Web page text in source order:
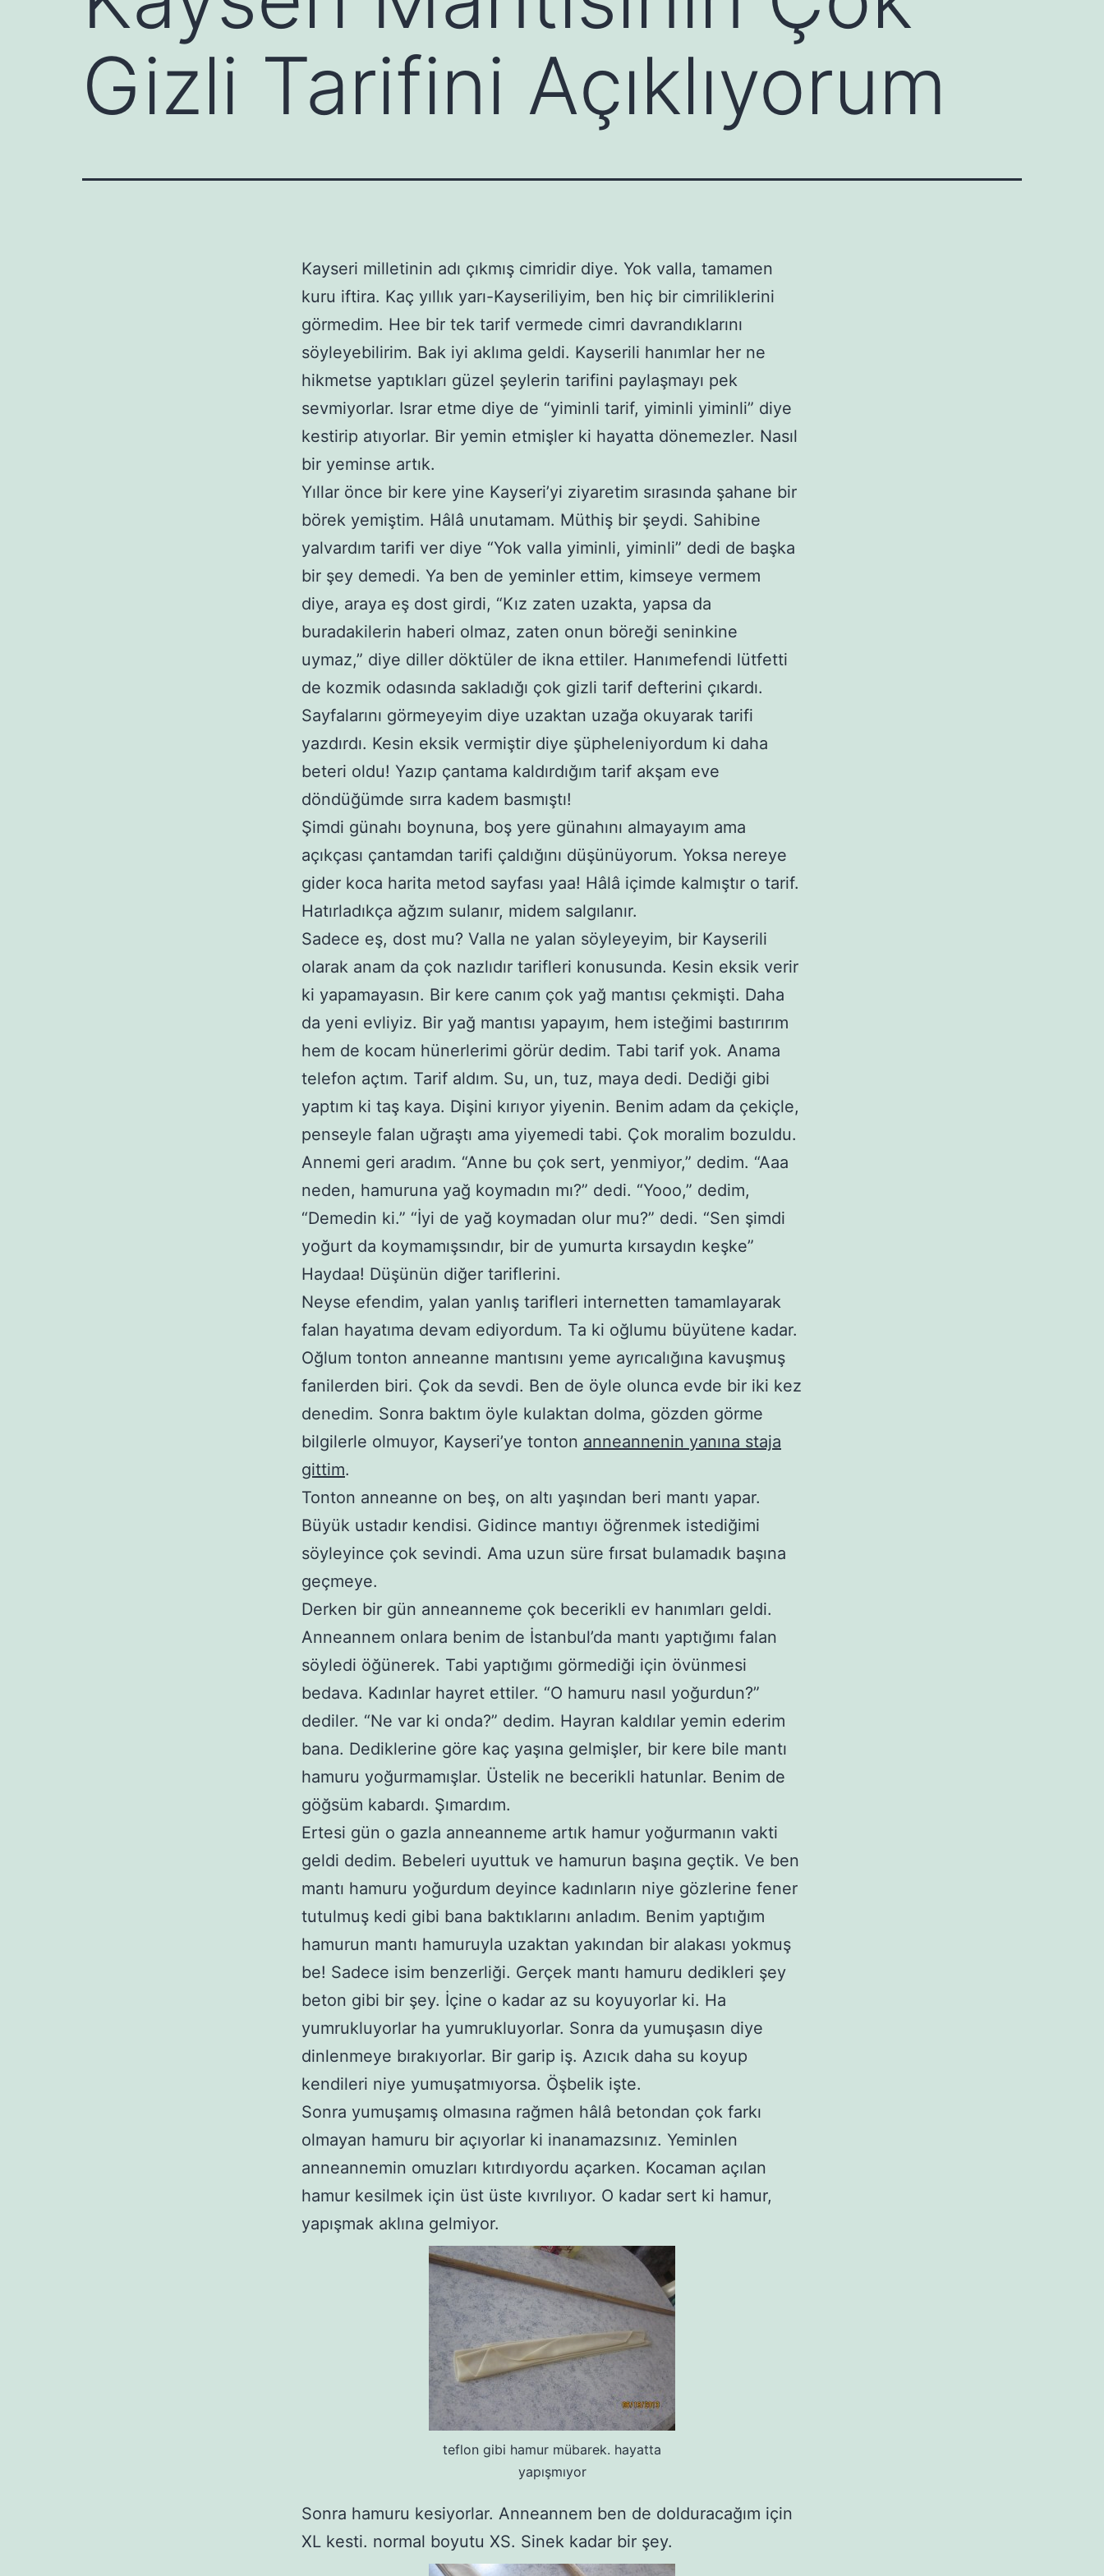
Gizli Tarifini Açıklıyorum
Kayseri milletinin adı çıkmış cimridir diye. Yok valla, tamamen
kuru iftira. Kaç yıllık yarı-Kayseriliyim, ben hiç bir cimriliklerini
görmedim. Hee bir tek tarif vermede cimri davrandıklarını
söyleyebilirim. Bak iyi aklıma geldi. Kayserili hanımlar her ne
hikmetse yaptıkları güzel şeylerin tarifini paylaşmayı pek
sevmiyorlar. Israr etme diye de “yiminli tarif, yiminli yiminli” diye
kestirip atıyorlar. Bir yemin etmişler ki hayatta dönemezler. Nasıl
bir yeminse artık.
Yıllar önce bir kere yine Kayseri’yi ziyaretim sırasında şahane bir
börek yemiştim. Hâlâ unutamam. Müthiş bir şeydi. Sahibine
yalvardım tarifi ver diye “Yok valla yiminli, yiminli” dedi de başka
bir şey demedi. Ya ben de yeminler ettim, kimseye vermem
diye, araya eş dost girdi, “Kız zaten uzakta, yapsa da
buradakilerin haberi olmaz, zaten onun böreği seninkine
uymaz,” diye diller döktüler de ikna ettiler. Hanımefendi lütfetti
de kozmik odasında sakladığı çok gizli tarif defterini çıkardı.
Sayfalarını görmeyeyim diye uzaktan uzağa okuyarak tarifi
yazdırdı. Kesin eksik vermiştir diye şüpheleniyordum ki daha
beteri oldu! Yazıp çantama kaldırdığım tarif akşam eve
döndüğümde sırra kadem basmıştı!
Şimdi günahı boynuna, boş yere günahını almayayım ama
açıkçası çantamdan tarifi çaldığını düşünüyorum. Yoksa nereye
gider koca harita metod sayfası yaa! Hâlâ içimde kalmıştır o tarif.
Hatırladıkça ağzım sulanır, midem salgılanır.
Sadece eş, dost mu? Valla ne yalan söyleyeyim, bir Kayserili
olarak anam da çok nazlıdır tarifleri konusunda. Kesin eksik verir
ki yapamayasın. Bir kere canım çok yağ mantısı çekmişti. Daha
da yeni evliyiz. Bir yağ mantısı yapayım, hem isteğimi bastırırım
hem de kocam hünerlerimi görür dedim. Tabi tarif yok. Anama
telefon açtım. Tarif aldım. Su, un, tuz, maya dedi. Dediği gibi
yaptım ki taş kaya. Dişini kırıyor yiyenin. Benim adam da çekiçle,
penseyle falan uğraştı ama yiyemedi tabi. Çok moralim bozuldu.
Annemi geri aradım. “Anne bu çok sert, yenmiyor,” dedim. “Aaa
neden, hamuruna yağ koymadın mı?” dedi. “Yooo,” dedim,
“Demedin ki.” “İyi de yağ koymadan olur mu?” dedi. “Sen şimdi
yoğurt da koymamışsındır, bir de yumurta kırsaydın keşke”
Haydaa! Düşünün diğer tariflerini.
Neyse efendim, yalan yanlış tarifleri internetten tamamlayarak
falan hayatıma devam ediyordum. Ta ki oğlumu büyütene kadar.
Oğlum tonton anneanne mantısını yeme ayrıcalığına kavuşmuş
fanilerden biri. Çok da sevdi. Ben de öyle olunca evde bir iki kez
denedim. Sonra baktım öyle kulaktan dolma, gözden görme
bilgilerle olmuyor, Kayseri’ye tonton anneannenin yanına staja
gittim.
Tonton anneanne on beş, on altı yaşından beri mantı yapar.
Büyük ustadır kendisi. Gidince mantıyı öğrenmek istediğimi
söyleyince çok sevindi. Ama uzun süre fırsat bulamadık başına
geçmeye.
Derken bir gün anneanneme çok becerikli ev hanımları geldi.
Anneannem onlara benim de İstanbul’da mantı yaptığımı falan
söyledi öğünerek. Tabi yaptığımı görmediği için övünmesi
bedava. Kadınlar hayret ettiler. “O hamuru nasıl yoğurdun?”
dediler. “Ne var ki onda?” dedim. Hayran kaldılar yemin ederim
bana. Dediklerine göre kaç yaşına gelmişler, bir kere bile mantı
hamuru yoğurmamışlar. Üstelik ne becerikli hatunlar. Benim de
göğsüm kabardı. Şımardım.
Ertesi gün o gazla anneanneme artık hamur yoğurmanın vakti
geldi dedim. Bebeleri uyuttuk ve hamurun başına geçtik. Ve ben
mantı hamuru yoğurdum deyince kadınların niye gözlerine fener
tutulmuş kedi gibi bana baktıklarını anladım. Benim yaptığım
hamurun mantı hamuruyla uzaktan yakından bir alakası yokmuş
be! Sadece isim benzerliği. Gerçek mantı hamuru dedikleri şey
beton gibi bir şey. İçine o kadar az su koyuyorlar ki. Ha
yumrukluyorlar ha yumrukluyorlar. Sonra da yumuşasın diye
dinlenmeye bırakıyorlar. Bir garip iş. Azıcık daha su koyup
kendileri niye yumuşatmıyorsa. Öşbelik işte.
Sonra yumuşamış olmasına rağmen hâlâ betondan çok farkı
olmayan hamuru bir açıyorlar ki inanamazsınız. Yeminlen
anneannemin omuzları kıtırdıyordu açarken. Kocaman açılan
hamur kesilmek için üst üste kıvrılıyor. O kadar sert ki hamur,
yapışmak aklına gelmiyor.
teflon gibi hamur mübarek. hayatta
yapışmıyor
Sonra hamuru kesiyorlar. Anneannem ben de dolduracağım için
XL kesti. normal boyutu XS. Sinek kadar bir şey.